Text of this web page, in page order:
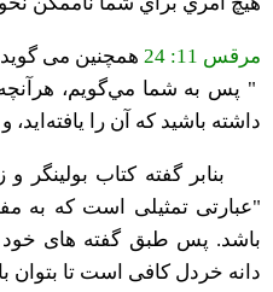
مرقس 11: 24
همچنین می
" پس به شما مي‌گويم،
داشته باشيد که آن را
بنابر گفته کتاب بولینگر
"عبارتی تمثیلی است که به
باشد. پس طبق گفته های
دانه خردل کافی است تا بتوان